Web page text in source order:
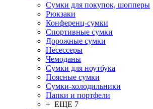
Сумки для покупок, шопперы
Рюкзаки
Конференц-сумки
Спортивные сумки
Дорожные сумки
Несессеры
Чемоданы
Сумки для ноутбука
Поясные сумки
Сумки-холодильники
Папки и портфели
+ ЕЩЕ 7